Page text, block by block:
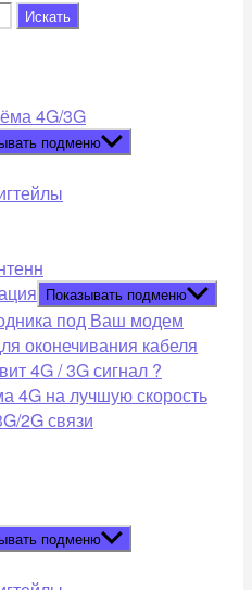
4G/3G
подменю
Показывать подменю
под Ваш модем
оконечивания кабеля
4G / 3G сигнал ?
4G на лучшую скорость
2G связи
подменю